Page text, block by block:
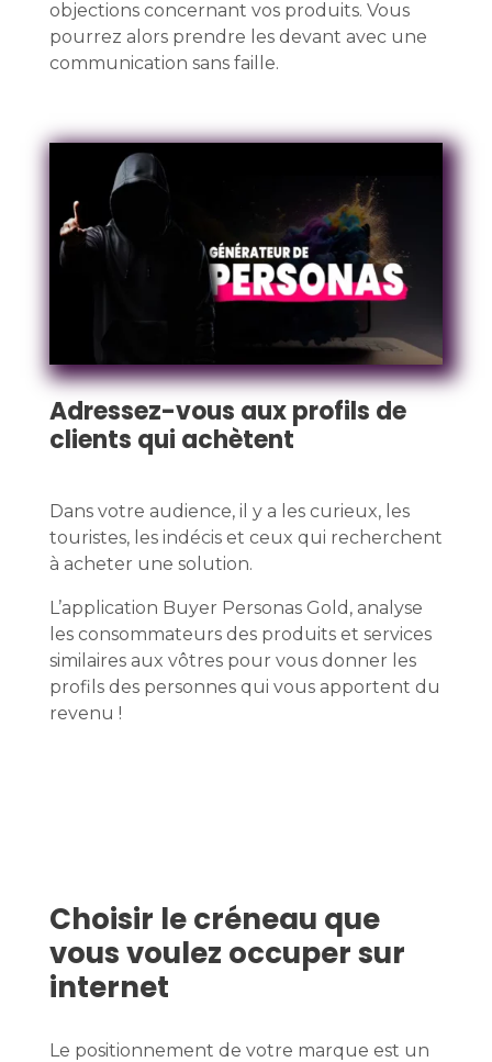
objections concernant vos produits. Vous
pourrez alors prendre les devant avec une
communication sans faille.
Adressez-vous aux profils de
clients qui achètent
Dans votre audience, il y a les curieux, les
touristes, les indécis et ceux qui recherchent
à acheter une solution.
L’application Buyer Personas Gold, analyse
les consommateurs des produits et services
similaires aux vôtres pour vous donner les
profils des personnes qui vous apportent du
revenu !
Choisir le créneau que
vous voulez occuper sur
internet
Le positionnement de votre marque est un